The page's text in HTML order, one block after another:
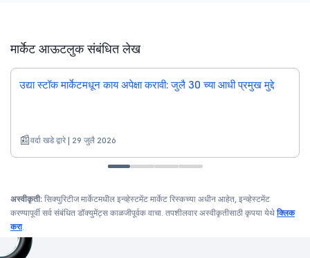
मार्केट आऊटलुक संबंधित लेख
उद्या स्टॉक मार्केटमधून काय अपेक्षा करावी: जुलै 30 च्या आधी प्रमुख मुद्दे
वर्दा खडे द्वारे | 29 जुलै 2026
अस्वीकृती: सिक्युरिटीज मार्केटमधील इन्व्हेस्टमेंट मार्केट रिस्कच्या अधीन आहेत, इन्व्हेस्टमेंट
करण्यापूर्वी सर्व संबंधित डॉक्युमेंट्स काळजीपूर्वक वाचा. तपशीलवार अस्वीकृतीसाठी कृपया येथेक्लिक
करा.